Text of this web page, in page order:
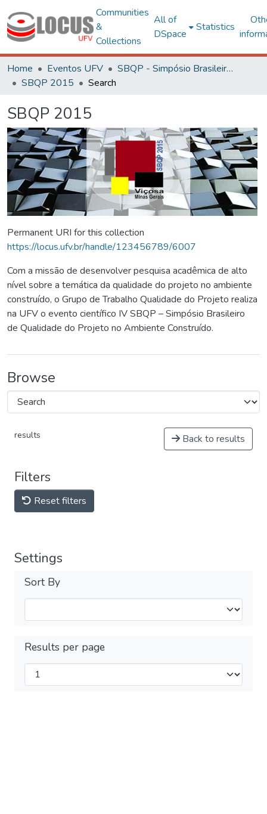
Communities
&
Collections
All of
DSpace
Statistics
Home Eventos UFV
SBQP - Simpósio Brasileiro de Qualidade do Projeto no Ambiente Construído
SBQP 2015
Search
SBQP 2015
Permanent URI for this collection
https://locus.ufv.br/handle/123456789/6007
Com a missão de desenvolver pesquisa acadêmica de alto
nível sobre a temática da qualidade do projeto no ambiente
construído, o Grupo de Trabalho Qualidade do Projeto realiza
na UFV o evento científico IV SBQP – Simpósio Brasileiro
de Qualidade do Projeto no Ambiente Construído.
Browse
results Back to results
Filters
Reset filters
Settings
Sort By
Results per page